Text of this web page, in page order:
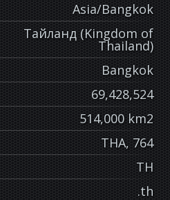
Asia/Bangkok
Тайланд (Kingdom of
Thailand)
Bangkok
69,428,524
514,000 km2
THA, 764
TH
.th